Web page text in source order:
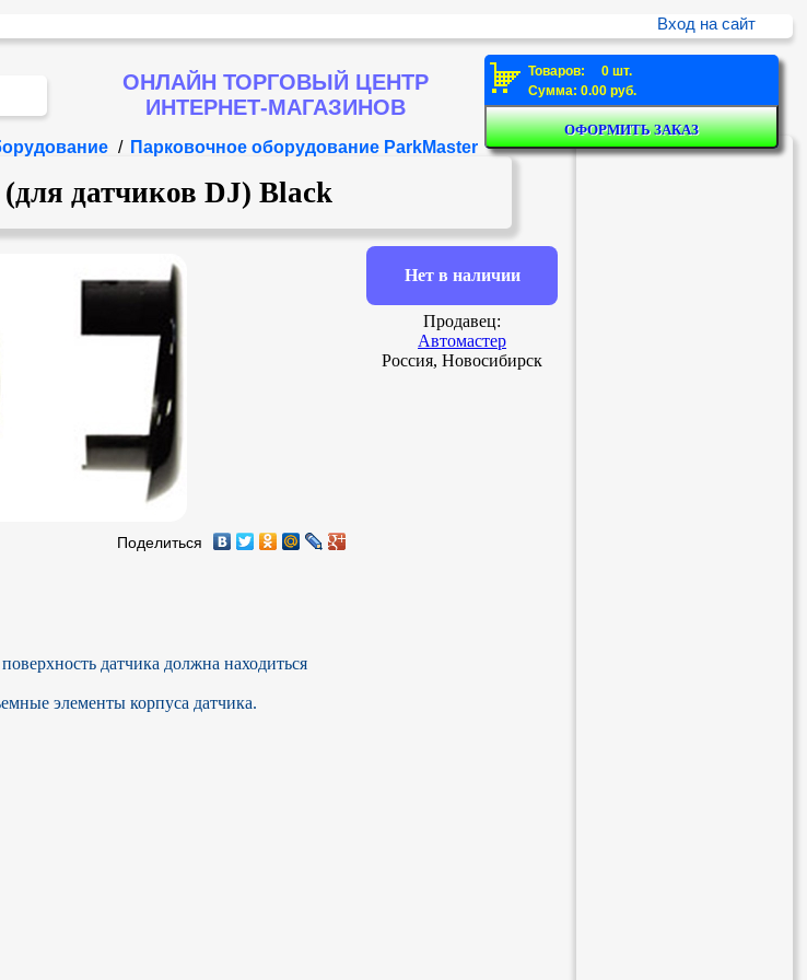
Вход на сайт
ОНЛАЙН ТОРГОВЫЙ ЦЕНТР
ИНТЕРНЕТ-МАГАЗИНОВ
Товаров: 0 шт.
Сумма: 0.00 руб.
/ Парковочное оборудование ParkMaster
датчиков DJ) Black
Поделиться
датчика должна находиться
элементы корпуса датчика.
Нет в наличии
Продавец:
Автомастер
Россия, Новосибирск